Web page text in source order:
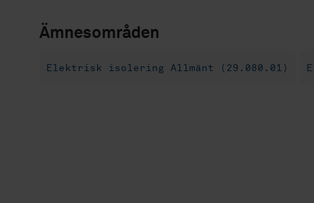
Ämnesområden
Elektrisk isolering Allmänt (29.080.01)